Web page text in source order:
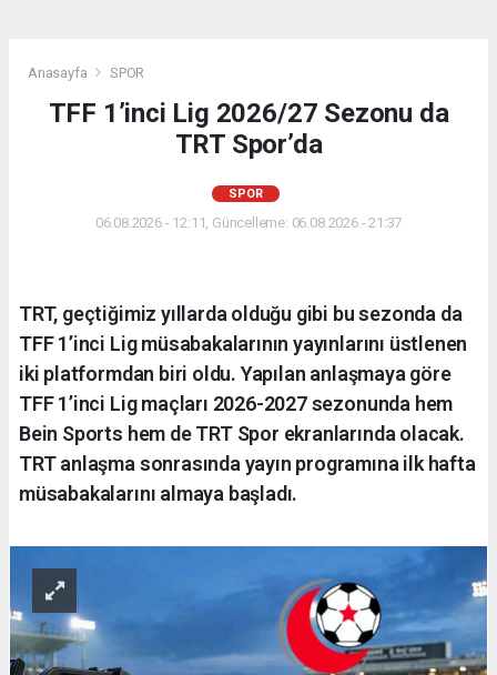
Anasayfa SPOR
TFF 1’inci Lig 2026/27 Sezonu da
TRT Spor’da
SPOR
06.08.2026 - 12:11, Güncelleme: 06.08.2026 - 21:37
TRT, geçtiğimiz yıllarda olduğu gibi bu sezonda da
TFF 1’inci Lig müsabakalarının yayınlarını üstlenen
iki platformdan biri oldu. Yapılan anlaşmaya göre
TFF 1’inci Lig maçları 2026-2027 sezonunda hem
Bein Sports hem de TRT Spor ekranlarında olacak.
TRT anlaşma sonrasında yayın programına ilk hafta
müsabakalarını almaya başladı.